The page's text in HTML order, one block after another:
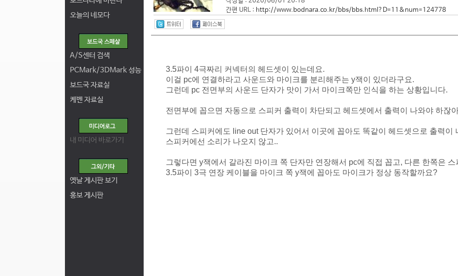
오늘의 네모다
A/S센터 검색
PCMark/3DMark 성능
보드국 자료실
케벤 자료실
내 미디어 바로가기
옛날 게시판 보기
홍보 게시판
간편 URL : http://www.bodnara.co.kr/bbs/bbs.html?D=11&num=124778
3.5파이 4극짜리 커넥터의 헤드셋이 있는데요.
이걸 pc에 연결하라고 사운드와 마이크를 분리해주는 y잭이 있더라구요.
그런데 pc 전면부의 사운드 단자가 맛이 가서 마이크쪽만 인식을 하는 상황입니다.
전면부에 꼽으면 자동으로 스피커 출력이 차단되고 헤드셋에서 출력이 나와야 하잖
그런데 스피커에도 line out 단자가 있어서 이곳에 꼽아도 똑같이 헤드셋으로 출력이
스피커에선 소리가 나오지 않고..
그렇다면 y잭에서 갈라진 마이크 쪽 단자만 연장해서 pc에 직접 꼽고, 다른 한쪽은 스
3.5파이 3극 연장 케이블을 마이크 쪽 y잭에 꼽아도 마이크가 정상 동작할까요?